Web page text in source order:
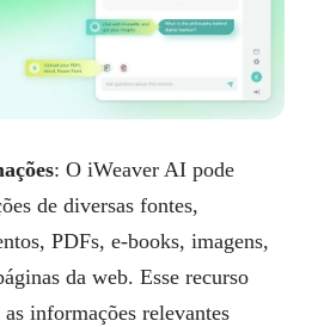
: O iWeaver AI pode
de diversas fontes,
PDFs, e-books, imagens,
da web. Esse recurso
as informações relevantes